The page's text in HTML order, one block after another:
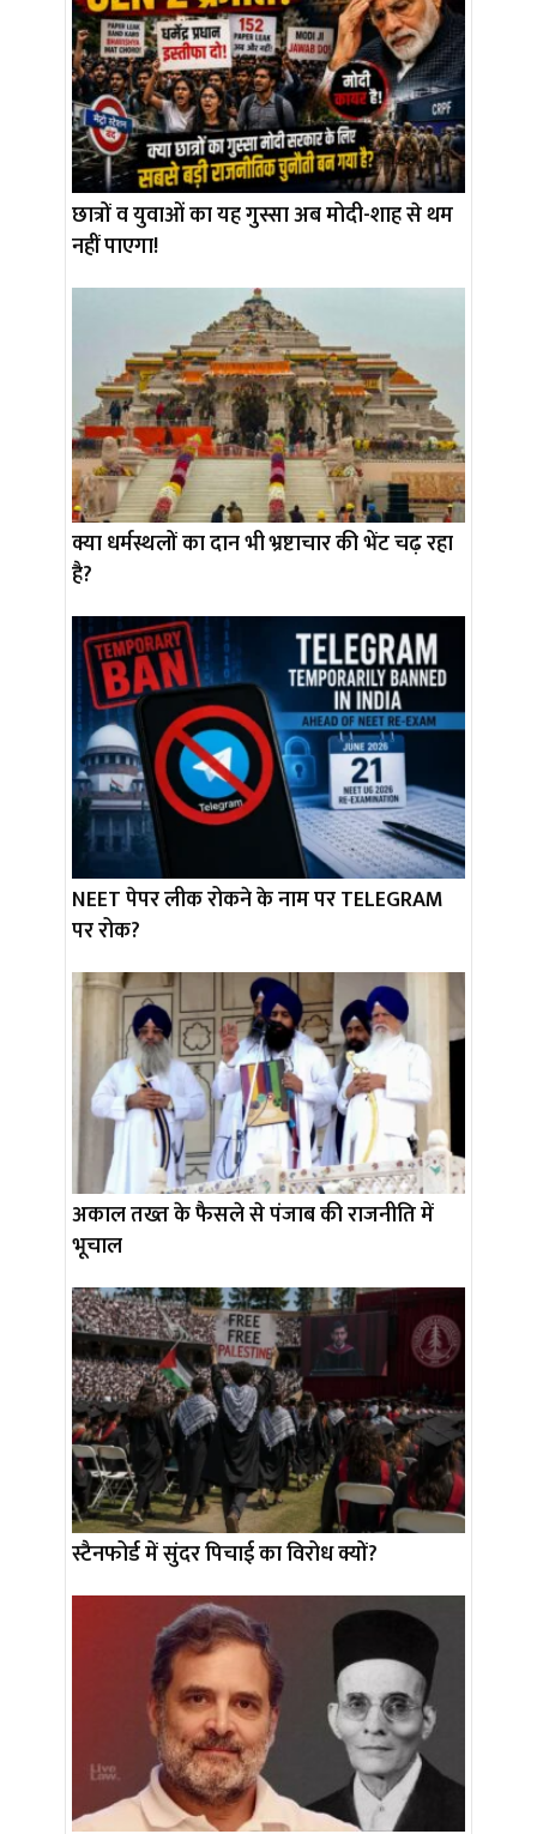
छात्रों व युवाओं का यह गुस्सा अब मोदी-शाह से थम
नहीं पाएगा!
क्या धर्मस्थलों का दान भी भ्रष्टाचार की भेंट चढ़ रहा
है?
NEET पेपर लीक रोकने के नाम पर TELEGRAM
पर रोक?
अकाल तख्त के फैसले से पंजाब की राजनीति में
भूचाल
स्टैनफोर्ड में सुंदर पिचाई का विरोध क्यों?